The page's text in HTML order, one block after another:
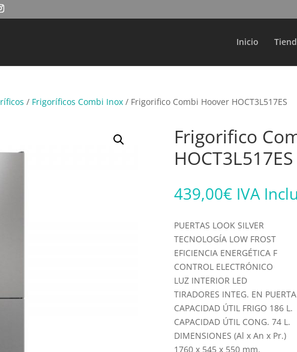
Inicio
Búsqueda
productos
/ Frigoríficos Combi Inox / Frigorifico Combi Hoover HOCT3L517ES
Frigorifico
HOCT3L517ES
439,00€ IVA
PUERTAS LOOK SILVER
TECNOLOGÍA LOW FROST
EFICIENCIA ENERGÉTICA F
CONTROL ELECTRÓNICO
LUZ INTERIOR LED
TIRADORES INTEG. EN PUERTA
CAPACIDAD ÚTIL FRIGO 186 L.
CAPACIDAD ÚTIL CONG. 74 L.
DIMENSIONES (Al x An x Pr.)
1760 x 545 x 550 mm.